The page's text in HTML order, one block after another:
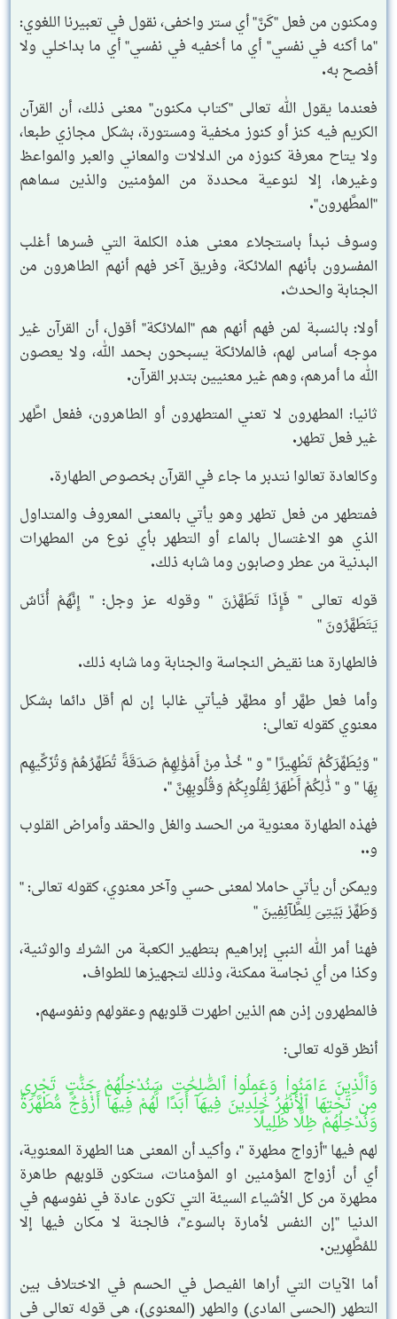
ومكنون من فعل "كَنَّ" أي ستر واخفى، نقول في تعبيرنا اللغوي:
"ما أكنه في نفسي" أي ما أخفيه في نفسي" أي ما بداخلي ولا
أفصح به.
فعندما يقول الله تعالى "كتاب مكنون" معنى ذلك، أن القرآن
الكريم فيه كنز أو كنوز مخفية ومستورة، بشكل مجازي طبعا،
ولا يتاح معرفة كنوزه من الدلالات والمعاني والعبر والمواعظ
وغيرها، إلا لنوعية محددة من المؤمنين والذين سماهم
"المطَّهرون".
وسوف نبدأ باستجلاء معنى هذه الكلمة التي فسرها أغلب
المفسرون بأنهم الملائكة، وفريق آخر فهم أنهم الطاهرون من
الجنابة والحدث.
أولا: بالنسبة لمن فهم أنهم هم "الملائكة" أقول، أن القرآن غير
موجه أساس لهم، فالملائكة يسبحون بحمد الله، ولا يعصون
الله ما أمرهم، وهم غير معنيين بتدبر القرآن.
ثانيا: المطهرون لا تعني المتطهرون أو الطاهرون، ففعل اطَّهر
غير فعل تطهر.
وكالعادة تعالوا نتدبر ما جاء في القرآن بخصوص الطهارة.
فمتطهر من فعل تطهر وهو يأتي بالمعنى المعروف والمتداول
الذي هو الاغتسال بالماء أو التطهر بأي نوع من المطهرات
البدنية من عطر وصابون وما شابه ذلك.
قوله تعالى " فَإِذَا تَطَهَّرْنَ " وقوله عز وجل: " إِنَّهُمْ أُنَاسٌ
يَتَطَهَّرُونَ "
فالطهارة هنا نقيض النجاسة والجنابة وما شابه ذلك.
وأما فعل طهَّر أو مطهَّر فيأتي غالبا إن لم أقل دائما بشكل
معنوي كقوله تعالى:
" وَيُطَهِّرَكُمْ تَطْهِيرًا " و " خُذْ مِنْ أَمْوَٰلِهِمْ صَدَقَةً تُطَهِّرُهُمْ وَتُزَكِّيهِم
بِهَا " و " ذَٰلِكُمْ أَطْهَرُ لِقُلُوبِكُمْ وَقُلُوبِهِنَّ ".
فهذه الطهارة معنوية من الحسد والغل والحقد وأمراض القلوب
و..
ويمكن أن يأتي حاملا لمعنى حسي وآخر معنوي، كقوله تعالى: "
وَطَهِّرْ بَيْتِىَ لِلطَّآئِفِينَ "
فهنا أمر الله النبي إبراهيم بتطهير الكعبة من الشرك والوثنية،
وكذا من أي نجاسة ممكنة، وذلك لتجهيزها للطواف.
فالمطهرون إذن هم الذين اطهرت قلوبهم وعقولهم ونفوسهم.
أنظر قوله تعالى:
وَٱلَّذِينَ ءَامَنُوا۟ وَعَمِلُوا۟ ٱلصَّٰلِحَٰتِ سَنُدْخِلُهُمْ جَنَّٰتٍ تَجْرِى
مِن تَحْتِهَا ٱلْأَنْهَٰرُ خَٰلِدِينَ فِيهَآ أَبَدًا لَّهُمْ فِيهَآ أَزْوَٰجٌ مُّطَهَّرَةٌ
وَنُدْخِلُهُمْ ظِلًّا ظَلِيلًا
لهم فيها "أزواج مطهرة "، وأكيد أن المعنى هنا الطهرة المعنوية،
أي أن أزواج المؤمنين او المؤمنات، ستكون قلوبهم طاهرة
مطهرة من كل الأشياء السيئة التي تكون عادة في نفوسهم في
الدنيا "إن النفس لأمارة بالسوء"، فالجنة لا مكان فيها إلا
للمُطَّهِرين.
أما الآيات التي أراها الفيصل في الحسم في الاختلاف بين
التطهر (الحسي المادي) والطهر (المعنوي)، هي قوله تعالى في